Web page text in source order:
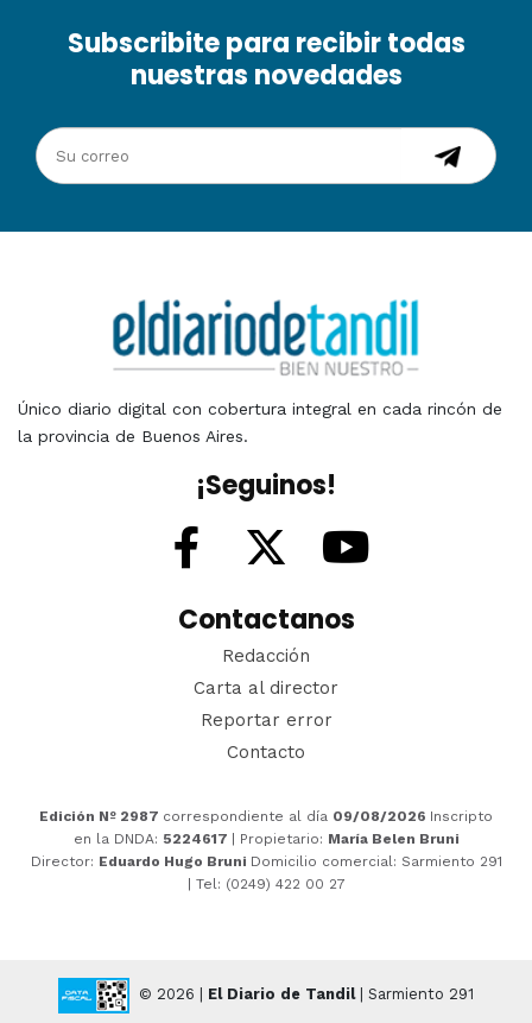
Subscribite para recibir todas
nuestras novedades
Único diario digital con cobertura integral en cada rincón de
la provincia de Buenos Aires.
¡Seguinos!
Contactanos
Redacción
Carta al director
Reportar error
Contacto
Edición Nº 2987 correspondiente al día 09/08/2026 Inscripto
en la DNDA: 5224617 | Propietario: María Belen Bruni
Director: Eduardo Hugo Bruni Domicilio comercial: Sarmiento 291
| Tel: (0249) 422 00 27
© 2026 | El Diario de Tandil| Sarmiento 291